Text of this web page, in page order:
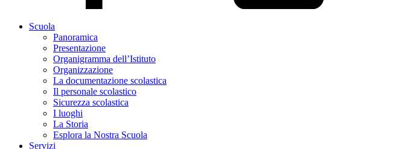
Scuola
Panoramica
Presentazione
Organigramma dell’Istituto
Organizzazione
La documentazione scolastica
Il personale scolastico
Sicurezza scolastica
I luoghi
La Storia
Esplora la Nostra Scuola
Servizi